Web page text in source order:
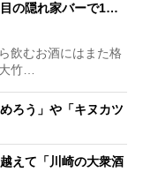
目の隠れ家バーで1…
飲むお酒にはまた格
竹…
ろう」や「キヌカツ
えて「川崎の大衆酒